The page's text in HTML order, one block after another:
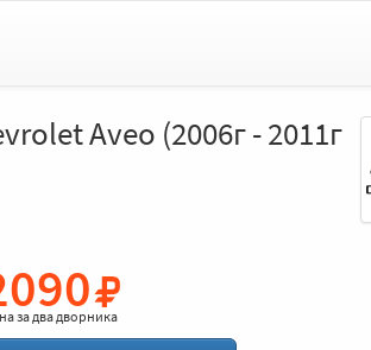
Aveo (2006г - 2011г
задва дворника